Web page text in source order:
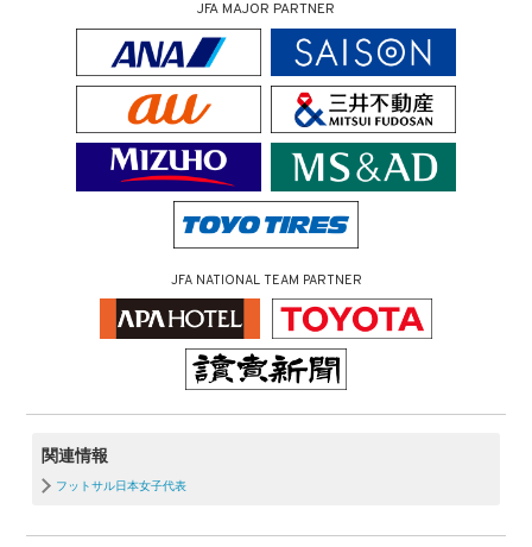
JFA MAJOR PARTNER
JFA NATIONAL TEAM PARTNER
関連情報
フットサル日本女子代表